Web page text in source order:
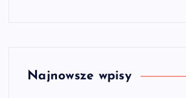
Najnowsze wpisy